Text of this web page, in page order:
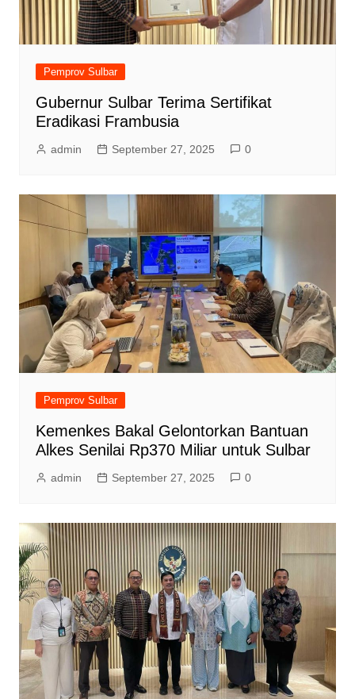
Pemprov Sulbar
Gubernur Sulbar Terima Sertifikat
Eradikasi Frambusia
admin September 27, 2025 0
Pemprov Sulbar
Kemenkes Bakal Gelontorkan Bantuan
Alkes Senilai Rp370 Miliar untuk Sulbar
admin September 27, 2025 0